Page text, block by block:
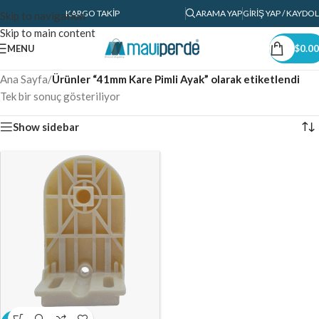
Skip to navigation
Skip to main content
KARGO TAKIP ARAMA YAPGIRIŞ YAP / KAYDOL
MENU $0.00
Ana Sayfa/Ürünler “41mm Kare Pimli Ayak” olarak etiketlendi
Tek bir sonuç gösteriliyor
Show sidebar